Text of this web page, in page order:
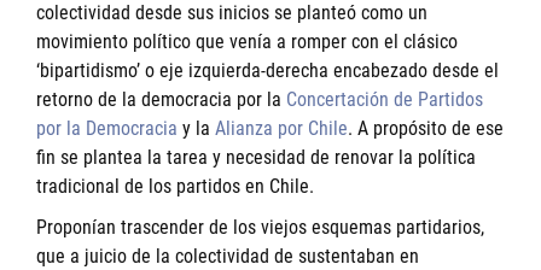
colectividad desde sus inicios se planteó como un
movimiento político que venía a romper con el clásico
‘bipartidismo’ o eje izquierda-derecha encabezado desde el
retorno de la democracia por la Concertación de Partidos
por la Democracia y la Alianza por Chile. A propósito de ese
fin se plantea la tarea y necesidad de renovar la política
tradicional de los partidos en Chile.
Proponían trascender de los viejos esquemas partidarios,
que a juicio de la colectividad de sustentaban en